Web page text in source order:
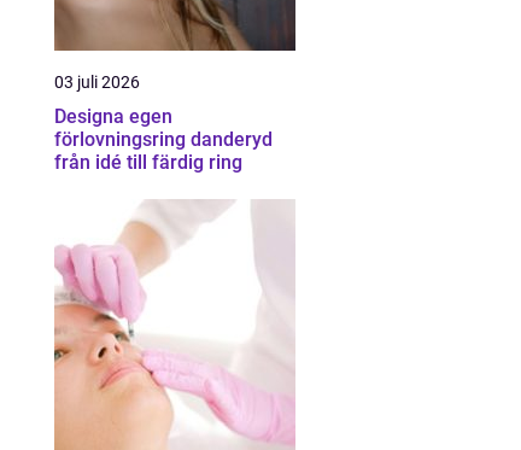
03 juli 2026
Designa egen
förlovningsring danderyd
från idé till färdig ring